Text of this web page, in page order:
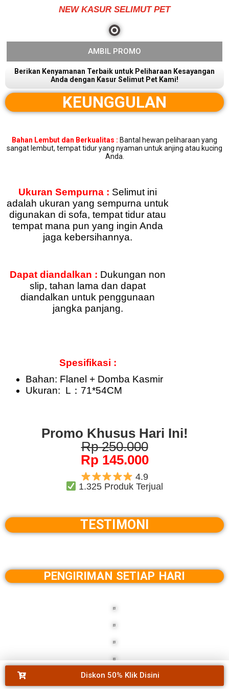
NEW KASUR SELIMUT PET
AMBIL PROMO
Berikan Kenyamanan Terbaik untuk Peliharaan Kesayangan
Anda dengan Kasur Selimut Pet Kami!
KEUNGGULAN
Bahan Lembut dan Berkualitas : Bantal hewan peliharaan yang
sangat lembut, tempat tidur yang nyaman untuk anjing atau kucing
Anda.
Ukuran Sempurna : Selimut ini
adalah ukuran yang sempurna untuk
digunakan di sofa, tempat tidur atau
tempat mana pun yang ingin Anda
jaga kebersihannya.
Dapat diandalkan : Dukungan non
slip, tahan lama dan dapat
diandalkan untuk penggunaan
jangka panjang.
Spesifikasi :
Bahan: Flanel + Domba Kasmir
Ukuran: L：71*54CM
Promo Khusus Hari Ini!
Rp 250.000
Rp 145.000
4.9
1.325 Produk Terjual
TESTIMONI
PENGIRIMAN SETIAP HARI
Diskon 50% Klik Disini